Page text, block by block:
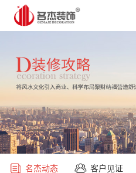
名杰动态 客户见证